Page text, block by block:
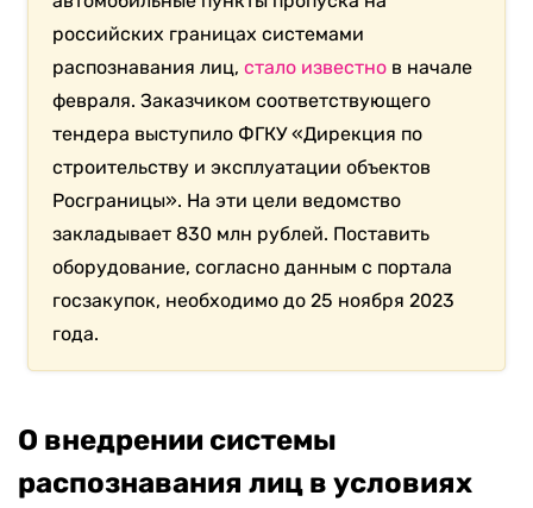
российских границах системами
распознавания лиц,стало известно в начале
февраля. Заказчиком соответствующего
тендера выступило ФГКУ «Дирекция по
строительству и эксплуатации объектов
Росграницы». На эти цели ведомство
закладывает 830 млн рублей. Поставить
оборудование, согласно данным с портала
госзакупок, необходимо до 25 ноября 2023
года.
О внедрении системы
распознавания лиц в условиях